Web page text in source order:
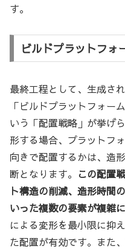
す。
ビルドプラットフォ
最終工程として、生成さ
「ビルドプラットフォー
いう「配置戦略」が挙げ
形する場合、プラットフ
向きで配置するかは、造
断となります。 この配置
ト構造の削減、造形時間
いった複数の要素が複雑
による変形を最小限に抑
た配置が有効です。また